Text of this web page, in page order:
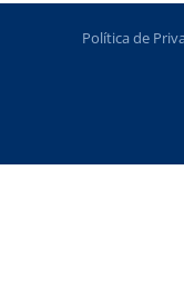
Política de